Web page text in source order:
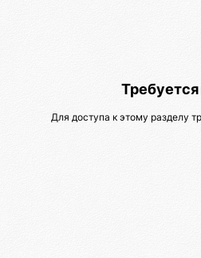
Для доступа к этому разделу